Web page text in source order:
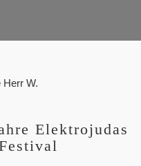
Elektrojudas